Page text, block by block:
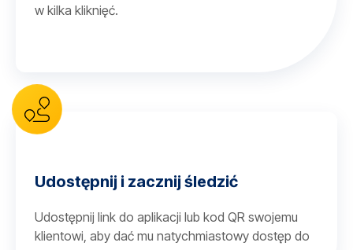
w kilka kliknięć.
Udostępnij i zacznij śledzić
Udostępnij link do aplikacji lub kod QR swojemu
klientowi, aby dać mu natychmiastowy dostęp do